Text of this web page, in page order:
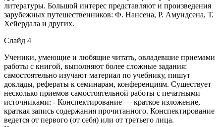
литературы. Большой интерес представляют и произведения
зарубежных путешественников: Ф. Нансена, Р. Амундсена, Т.
Хейердала и других.
Слайд 4
Ученики, умеющие и любящие читать, овладевшие приемами
работы с книгой, выполняют более сложные задания:
самостоятельно изучают материал по учебнику, пишут
доклады, рефераты к семинарам, конференциям. Существует
несколько приемов самостоятельной работы с печатными
источниками: - Конспектирование — краткое изложение,
краткая запись содержания прочитанного. Конспектирование
ведется от первого (от себя) или от третьего лица.